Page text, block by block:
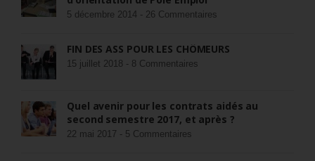
5 décembre 2014 - 26 Commentaires
FIN DES ASS POUR LES CHÔMEURS
15 juillet 2018 - 8 Commentaires
Quel avenir pour les contrats aidés au
second semestre 2017, et après ?
22 mai 2017 - 5 Commentaires